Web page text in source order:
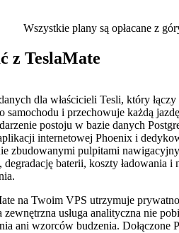
Wszystkie plany są opłacane z
z TeslaMate
dla właścicieli Tesli, który
samochodu i przechowuje każdą
postoju w bazie danych
internetowej Phoenix i
zbudowanymi pulpitami
baterii, koszty ładowania i
na Twoim VPS utrzymuje
usługa analityczna nie
ani wzorców budzenia. Dołączone